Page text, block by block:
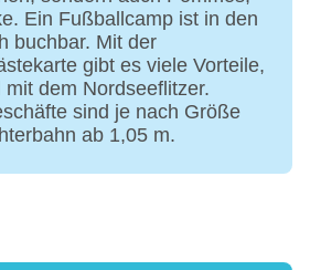
Ein Fußballcamp ist in den
buchbar. Mit der
gibt es viele Vorteile,
dem Nordseeflitzer.
sind je nach Größe
ab 1,05 m.